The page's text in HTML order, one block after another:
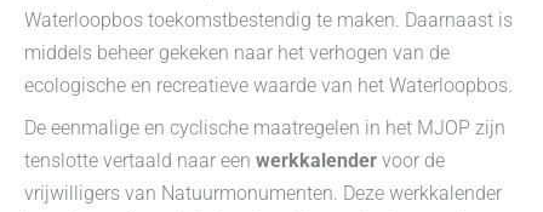
Waterloopbos toekomstbestendig te maken. Daarnaast is
middels beheer gekeken naar het verhogen van de
ecologische en recreatieve waarde van het Waterloopbos.
De eenmalige en cyclische maatregelen in het MJOP zijn
tenslotte vertaald naar een werkkalender voor de
vrijwilligers van Natuurmonumenten. Deze werkkalender